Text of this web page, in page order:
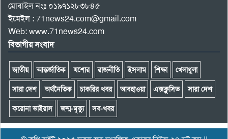
মোবাইল নংঃ ০১৯৭১২৮৩৮৪৫
ইমেইল : 71news24.com@gmail.com
Web: www.71news24.com
বিভাগীয় সংবাদ
জাতীয় আন্তর্জাতিক যশোর রাজনীতি ইসলাম শিক্ষা খেলাধুলা
সারা দেশ অর্থনৈতিক চাকরির খবর আবহাওয়া এক্সক্লুসিভ সারা দেশ
করোনা ভাইরাস জন্ম-মৃত্যু সব-খবর